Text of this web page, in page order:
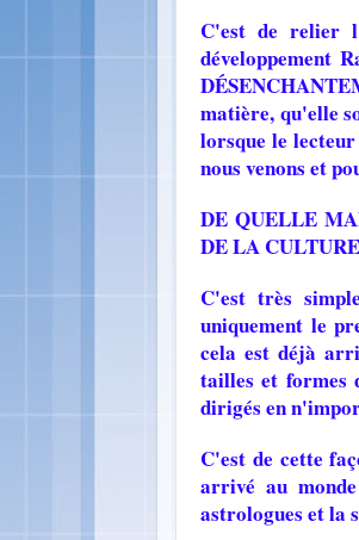
C'est de relier
développement
matière, qu'elle
lorsque le
nous venons et
DE QUELLE
DE LA
C'est très
uniquement le
cela est déjà
tailles et formes
dirigés en
C'est de cette
arrivé au
astrologues et la